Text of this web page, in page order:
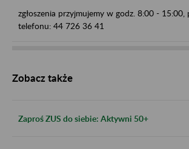
zgłoszenia przyjmujemy w godz. 8:00 - 15:00,
telefonu: 44 726 36 41
Zobacz także
Zaproś ZUS do siebie: Aktywni 50+